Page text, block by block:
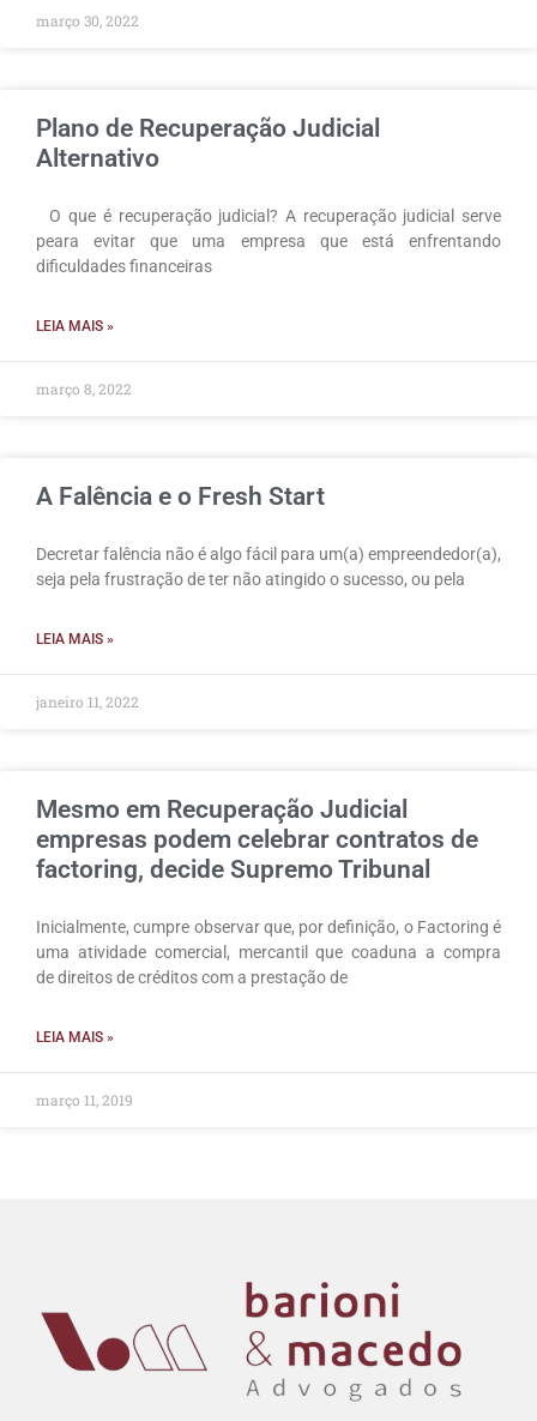
março 30, 2022
Plano de Recuperação Judicial
Alternativo
O que é recuperação judicial? A recuperação judicial serve
peara evitar que uma empresa que está enfrentando
dificuldades financeiras
LEIA MAIS »
março 8, 2022
A Falência e o Fresh Start
Decretar falência não é algo fácil para um(a) empreendedor(a),
seja pela frustração de ter não atingido o sucesso, ou pela
LEIA MAIS »
janeiro 11, 2022
Mesmo em Recuperação Judicial
empresas podem celebrar contratos de
factoring, decide Supremo Tribunal
Inicialmente, cumpre observar que, por definição, o Factoring é
uma atividade comercial, mercantil que coaduna a compra
de direitos de créditos com a prestação de
LEIA MAIS »
março 11, 2019